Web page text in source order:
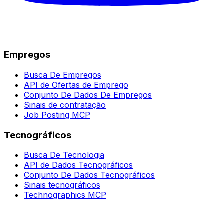
Empregos
Busca De Empregos
API de Ofertas de Emprego
Conjunto De Dados De Empregos
Sinais de contratação
Job Posting MCP
Tecnográficos
Busca De Tecnologia
API de Dados Tecnográficos
Conjunto De Dados Tecnográficos
Sinais tecnográficos
Technographics MCP